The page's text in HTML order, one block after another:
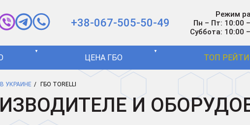
+38-067-505-50-49
Режим
Пн – Пт: 10:00
Суббота: 10:00
▼
ЦЕНА ГБО
▼
ТОП
УКРАИНЕ ГБО TORELLI
И